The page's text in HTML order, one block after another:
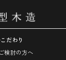
だわり
検討の方へ